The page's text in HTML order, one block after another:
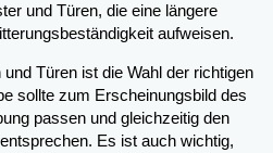
und Türen, die eine längere
aufweisen.
Türen ist die Wahl der richtigen
sollte zum Erscheinungsbild des
passen und gleichzeitig den
Es ist auch wichtig,